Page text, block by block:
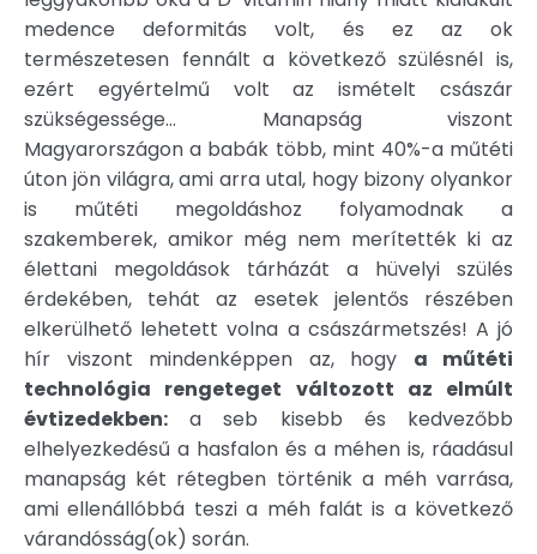
medence deformitás volt, és ez az ok
természetesen fennált a következő szülésnél is,
ezért egyértelmű volt az ismételt császár
szükségessége… Manapság viszont
Magyarországon a babák több, mint 40%-a műtéti
úton jön világra, ami arra utal, hogy bizony olyankor
is műtéti megoldáshoz folyamodnak a
szakemberek, amikor még nem merítették ki az
élettani megoldások tárházát a hüvelyi szülés
érdekében, tehát az esetek jelentős részében
elkerülhető lehetett volna a császármetszés! A jó
hír viszont mindenképpen az, hogy a műtéti
technológia rengeteget változott az elmúlt
évtizedekben: a seb kisebb és kedvezőbb
elhelyezkedésű a hasfalon és a méhen is, ráadásul
manapság két rétegben történik a méh varrása,
ami ellenállóbbá teszi a méh falát is a következő
várandósság(ok) során.